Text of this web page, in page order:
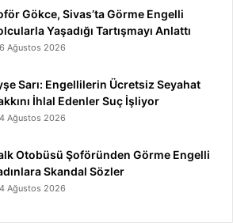
Gökce, Sivas’ta Görme Engelli
Yaşadığı Tartışmayı Anlattı
6 Ağustos 2026
Sarı: Engellilerin Ücretsiz Seyahat
İhlal Edenler Suç İşliyor
4 Ağustos 2026
Otobüsü Şoföründen Görme Engelli
Skandal Sözler
4 Ağustos 2026